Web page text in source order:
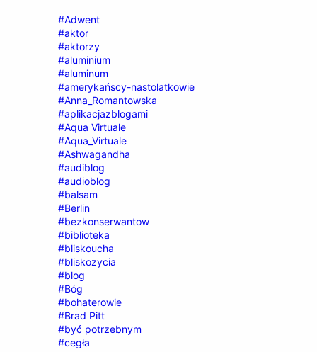
#Adwent
#aktor
#aktorzy
#aluminium
#aluminum
#amerykańscy-nastolatkowie
#Anna_Romantowska
#aplikacjazblogami
#Aqua Virtuale
#Aqua_Virtuale
#Ashwagandha
#audiblog
#audioblog
#balsam
#Berlin
#bezkonserwantow
#biblioteka
#bliskoucha
#bliskozycia
#blog
#Bóg
#bohaterowie
#Brad Pitt
#być potrzebnym
#cegła